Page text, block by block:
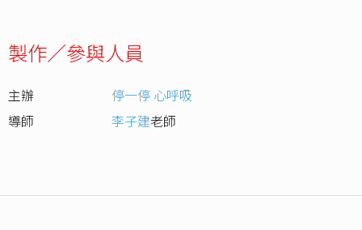
製作／參與人員
主辦
停一停 心呼吸
導師
李子建老師